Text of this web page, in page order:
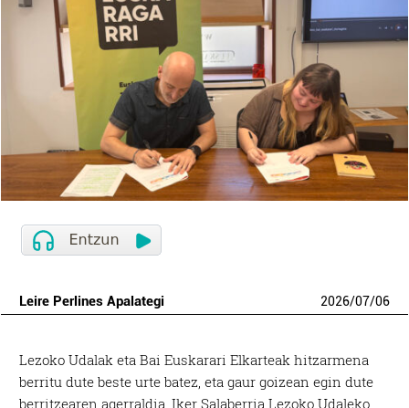
Leire Perlines Apalategi 2026/07/06
Lezoko Udalak eta Bai Euskarari Elkarteak hitzarmena
berritu dute beste urte batez, eta gaur goizean egin dute
berritzearen agerraldia. Iker Salaberria Lezoko Udaleko